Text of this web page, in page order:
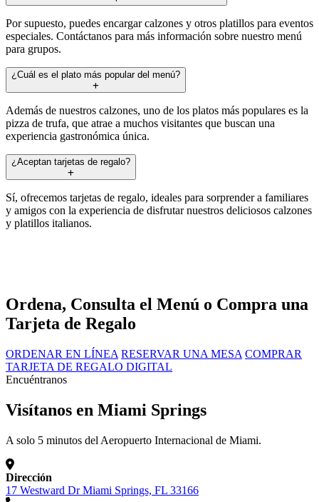
Por supuesto, puedes encargar calzones y otros platillos para eventos
especiales. Contáctanos para más información sobre nuestro menú
para grupos.
¿Cuál es el plato más popular del menú?
Además de nuestros calzones, uno de los platos más populares es la
pizza de trufa, que atrae a muchos visitantes que buscan una
experiencia gastronómica única.
¿Aceptan tarjetas de regalo?
Sí, ofrecemos tarjetas de regalo, ideales para sorprender a familiares
y amigos con la experiencia de disfrutar nuestros deliciosos calzones
y platillos italianos.
Ordena, Consulta el Menú o Compra una
Tarjeta de Regalo
ORDENAR EN LÍNEA RESERVAR UNA MESA COMPRAR
TARJETA DE REGALO DIGITAL
Encuéntranos
Visítanos en Miami Springs
A solo 5 minutos del Aeropuerto Internacional de Miami.
Dirección
17 Westward Dr Miami Springs, FL 33166